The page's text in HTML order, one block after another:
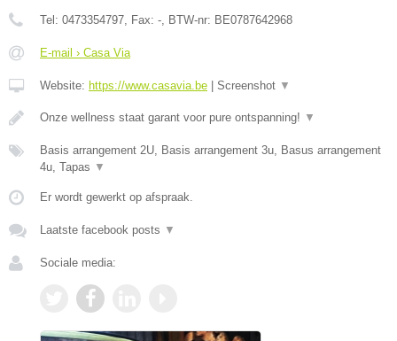
Tel: 0473354797, Fax: -, BTW-nr: BE0787642968
E-mail › Casa Via
Website: https://www.casavia.be Screenshot ▼
Onze wellness staat garant voor pure ontspanning! ▼
Basis arrangement 2U, Basis arrangement 3u, Basus arrangement
4u, Tapas ▼
Er wordt gewerkt op afspraak.
Laatste facebook posts ▼
Sociale media: